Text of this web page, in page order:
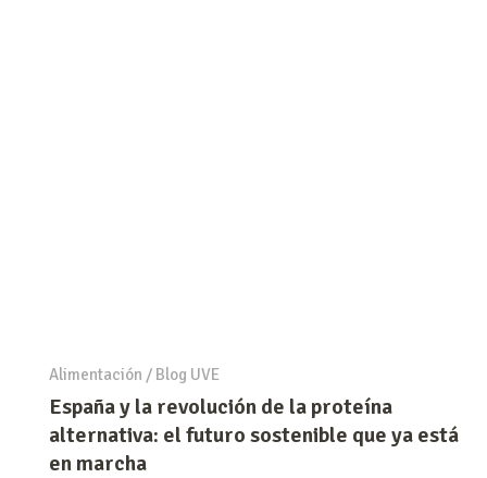
Alimentación / Blog UVE
España y la revolución de la proteína
alternativa: el futuro sostenible que ya está
en marcha